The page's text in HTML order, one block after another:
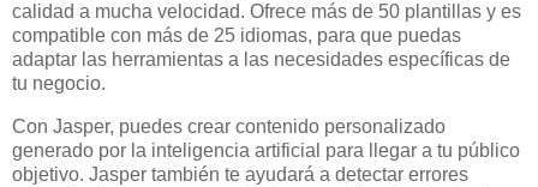
calidad a mucha velocidad. Ofrece más de 50 plantillas y es
compatible con más de 25 idiomas, para que puedas
adaptar las herramientas a las necesidades específicas de
tu negocio.
Con Jasper, puedes crear contenido personalizado
generado por la inteligencia artificial para llegar a tu público
objetivo. Jasper también te ayudará a detectar errores